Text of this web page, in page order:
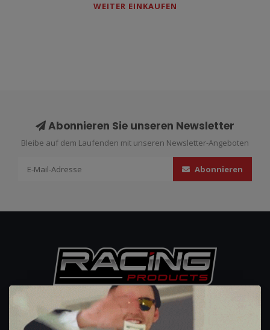
WEITER EINKAUFEN
Abonnieren Sie unseren Newsletter
Bleibe auf dem Laufenden mit unseren Newsletter-Angeboten
Abonnieren
We use what we sell, that's the difference!